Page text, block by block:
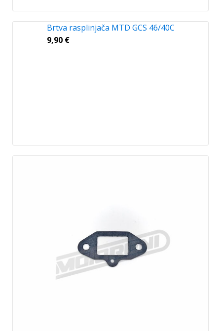
Brtva rasplinjača MTD GCS 46/40C
9,90 €